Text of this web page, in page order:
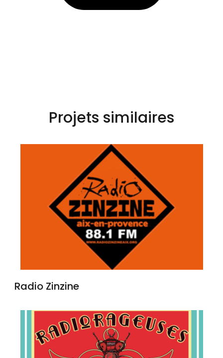
Projets similaires
Radio Zinzine